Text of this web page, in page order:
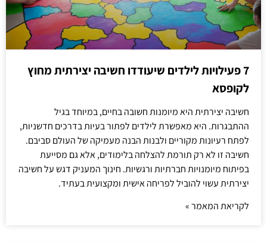
7 פעילויות לילדים שיעודדו חשיבה יצירתית מחוץ
לקופסא
חשיבה יצירתית היא מיומנות חשובה בחיים, במיוחד בגיל
ההתבגרות. היא מאפשרת לילדים לפתור בעיות בדרכים חדשניות,
לפתח רעיונות מקוריים ולבנות הבנה מעמיקה של העולם סביבם.
חשיבה זו לא רק תורמת להצלחה בלימודים, אלא גם מסייעת
בפיתוח מיומנויות חברתיות ורגשיות. חינוך המעניק דגש על חשיבה
יצירתית עשוי להוביל לפריחה אישית ומקצועית בעתיד.
לקריאת המאמר »